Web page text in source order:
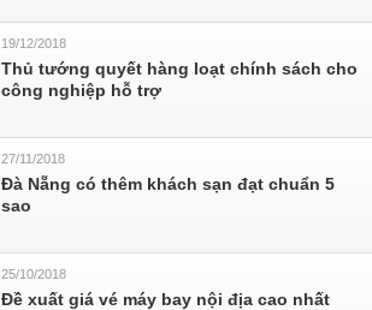
19/12/2018
Thủ tướng quyết hàng loạt chính sách cho
công nghiệp hỗ trợ
27/11/2018
Đà Nẵng có thêm khách sạn đạt chuẩn 5
sao
25/10/2018
Đề xuất giá vé máy bay nội địa cao nhất